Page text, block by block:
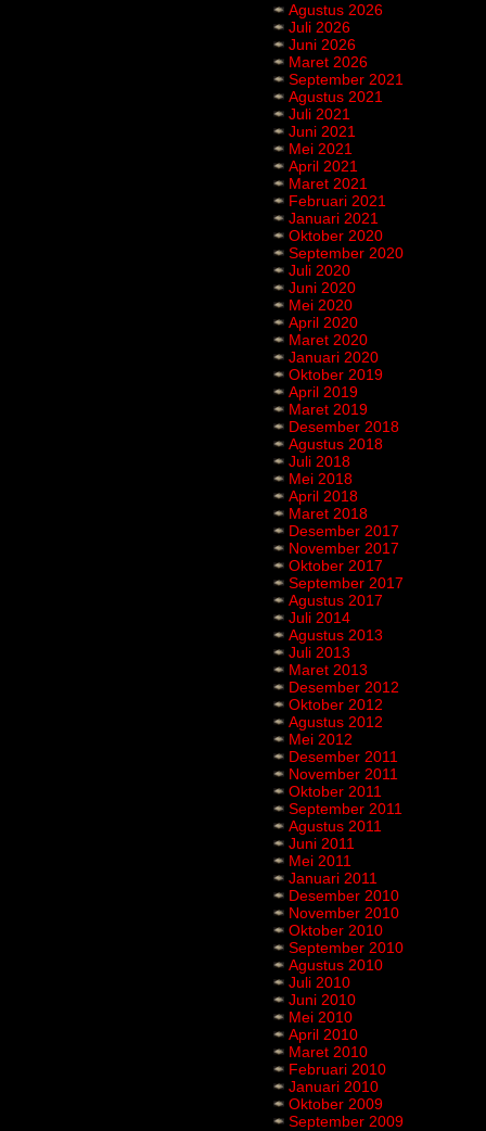
Agustus 2026
Juli 2026
Juni 2026
Maret 2026
September 2021
Agustus 2021
Juli 2021
Juni 2021
Mei 2021
April 2021
Maret 2021
Februari 2021
Januari 2021
Oktober 2020
September 2020
Juli 2020
Juni 2020
Mei 2020
April 2020
Maret 2020
Januari 2020
Oktober 2019
April 2019
Maret 2019
Desember 2018
Agustus 2018
Juli 2018
Mei 2018
April 2018
Maret 2018
Desember 2017
November 2017
Oktober 2017
September 2017
Agustus 2017
Juli 2014
Agustus 2013
Juli 2013
Maret 2013
Desember 2012
Oktober 2012
Agustus 2012
Mei 2012
Desember 2011
November 2011
Oktober 2011
September 2011
Agustus 2011
Juni 2011
Mei 2011
Januari 2011
Desember 2010
November 2010
Oktober 2010
September 2010
Agustus 2010
Juli 2010
Juni 2010
Mei 2010
April 2010
Maret 2010
Februari 2010
Januari 2010
Oktober 2009
September 2009